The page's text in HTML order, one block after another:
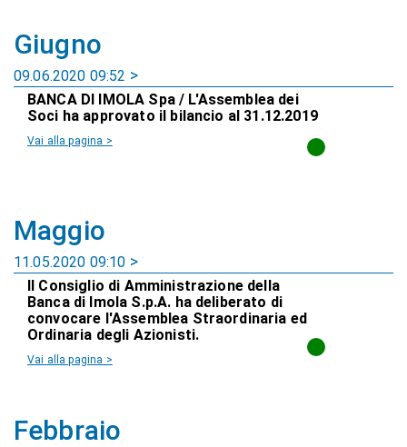
Giugno
09.06.2020 09:52
BANCA DI IMOLA Spa / L'Assemblea dei
Soci ha approvato il bilancio al 31.12.2019
Vai alla pagina >
Maggio
11.05.2020 09:10
Il Consiglio di Amministrazione della
Banca di Imola S.p.A. ha deliberato di
convocare l'Assemblea Straordinaria ed
Ordinaria degli Azionisti.
Vai alla pagina >
Febbraio